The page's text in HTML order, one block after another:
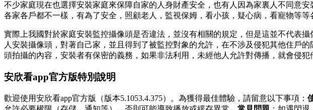
不少家庭現在也選擇安裝家庭來保障自家的人身財產安全，也有人因為家裏人不同意
各家各戶都不一樣，有為了安全，照顧老人，監視保姆，看小孩，疑心病，看寵物等
實際上我國對於家庭安裝監控攝像頭是否違法，並沒有相關的規定，但是這並不代表
人安裝攝像頭，對著自己家，並且得到了被監控對象的允許，在不涉及侵犯其他住戶
頭拍攝的內容，安裝者有保密的義務，如果非法利用，未經他人允許對傳播，就會侵犯
安欣看app官方版特別說明
歡迎使用安欣看app官方版（版本5.1053.4.375）。為獲得最佳體驗，請留意以下事項：